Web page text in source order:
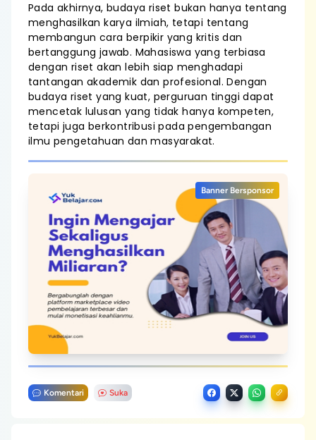
Pada akhirnya, budaya riset bukan hanya tentang
menghasilkan karya ilmiah, tetapi tentang
membangun cara berpikir yang kritis dan
bertanggung jawab. Mahasiswa yang terbiasa
dengan riset akan lebih siap menghadapi
tantangan akademik dan profesional. Dengan
budaya riset yang kuat, perguruan tinggi dapat
mencetak lulusan yang tidak hanya kompeten,
tetapi juga berkontribusi pada pengembangan
ilmu pengetahuan dan masyarakat.
Banner Bersponsor
Komentari Suka